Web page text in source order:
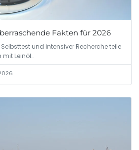
Fakten für 2026
und intensiver Recherche teile
mit Leinöl…